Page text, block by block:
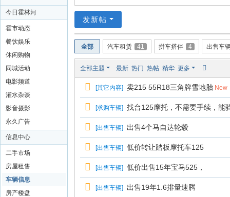
林
河
港
今日霍林河
霍市动态
餐饮娱乐
休闲购物
同城活动
电影频道
灌水杂谈
影音摄影
永久广告
信息中心
二手市场
房屋租售
车辆信息
房产楼盘
发新帖
全部 汽车租赁 41 拼车搭伴 4 出售车
全部主题 最新 热门 热帖 精华 更多
[其它内容] 卖215 55R18三角牌雪地胎 New
[求购车辆] 找台125摩托，不需要手续，能
[出售车辆] 出售4个马自达轮毂
[出售车辆] 低价转让踏板摩托车125
[出售车辆] 低价出售15年宝马525，
[出售车辆] 出售19年1.6排量速腾